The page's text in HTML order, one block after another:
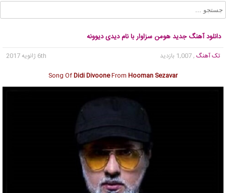
دانلود آهنگ جدید هومن سزاوار با نام دیدی دیوونه
تک آهنگ , 1,007 بازدید
6th ژانویه 2017
Song OfDidi DivooneFrom Hooman Sezavar